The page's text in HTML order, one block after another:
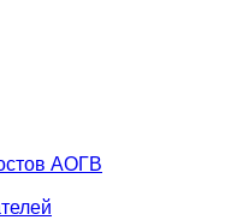
АОГВ